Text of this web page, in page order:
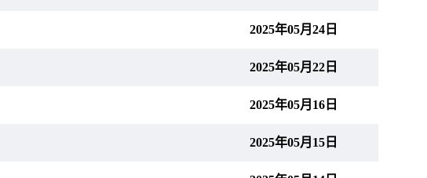
2025年05月24日
2025年05月22日
2025年05月16日
2025年05月15日